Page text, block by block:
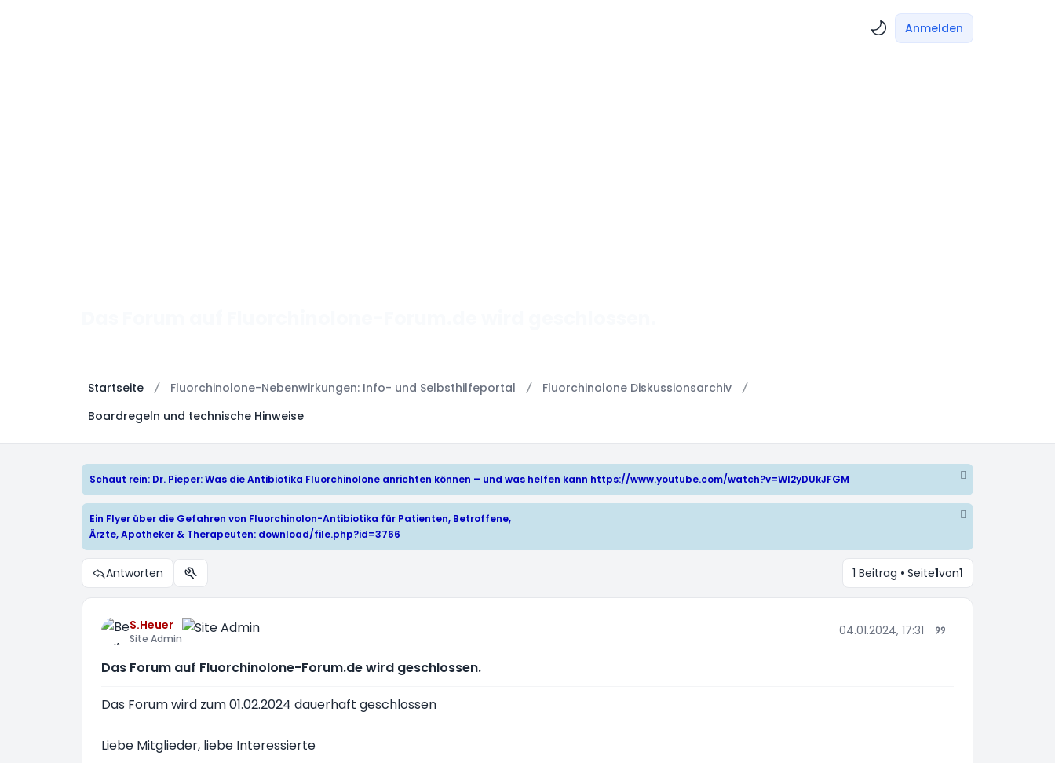
Anmelden
Startseite Fluorchinolone-Nebenwirkungen: Info- und Selbsthilfeportal
Fluorchinolone Diskussionsarchiv
Boardregeln und technische Hinweise
Schaut rein: Dr. Pieper: Was die Antibiotika Fluorchinolone anrichten können – und was helfen kann https://www.youtube.com/watch?v=WI2yDUkJFGM
Ein Flyer über die Gefahren von Fluorchinolon-Antibiotika für Patienten, Betroffene,
Ärzte, Apotheker & Therapeuten: download/file.php?id=3766
Antworten Themen-Optionen 1 Beitrag • Seite1von1
S.Heuer
Site Admin
04.01.2024, 17:31
Das Forum auf Fluorchinolone-Forum.de wird geschlossen.
Das Forum wird zum 01.02.2024 dauerhaft geschlossen
Liebe Mitglieder, liebe Interessierte